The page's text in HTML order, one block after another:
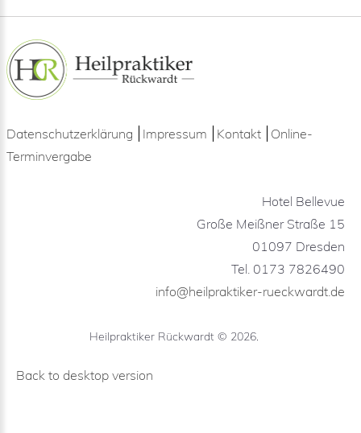
Datenschutzerklärung Impressum Kontakt
Online-
Terminvergabe
Hotel Bellevue
Große Meißner Straße 15
01097 Dresden
Tel. 0173 7826490
info@heilpraktiker-rueckwardt.de
Heilpraktiker Rückwardt © 2026
Back to desktop version